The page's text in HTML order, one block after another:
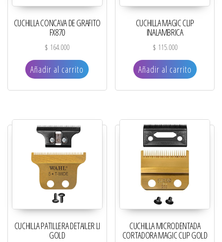
CUCHILLA CONCAVA DE GRAFITO
FX870
$ 164.000
Añadir al carrito
CUCHILLA MAGIC CLIP
INALAMBRICA
$ 115.000
Añadir al carrito
CUCHILLA PATILLERA DETAILER LI
GOLD
CUCHILLA MICRODENTADA
CORTADORA MAGIC CLIP GOLD